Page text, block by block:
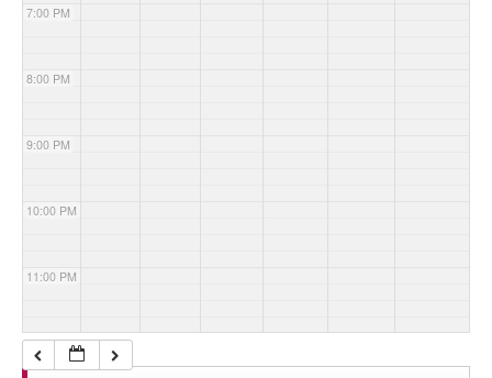
7:00 PM
8:00 PM
9:00 PM
10:00 PM
11:00 PM